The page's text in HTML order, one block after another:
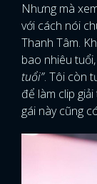
Nhưng mà
với cách nói
Thanh Tâm.
bao nhiêu
tuổi”. Tôi còn
để làm clip
gái này cũng